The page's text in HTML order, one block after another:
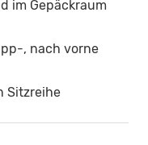
im Gepäckraum
, nach vorne
Sitzreihe